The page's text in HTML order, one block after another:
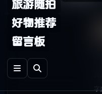
旅游随拍
好物推荐
留言板
字